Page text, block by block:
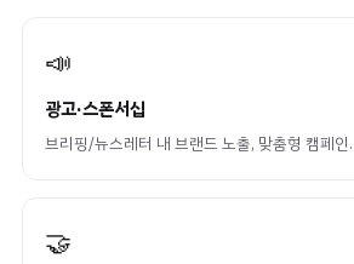
📣
광고·스폰서십
브리핑/뉴스레터 내 브랜드 노출, 맞춤형 캠페인.
🤝